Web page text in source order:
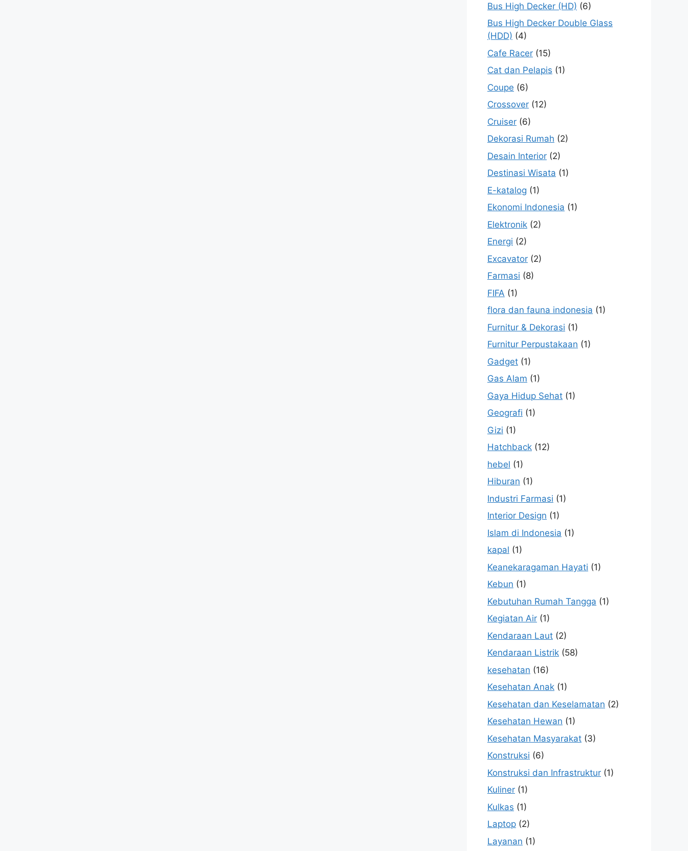
Bus High Decker (HD) (6)
Bus High Decker Double Glass
(HDD) (4)
Cafe Racer (15)
Cat dan Pelapis (1)
Coupe (6)
Crossover (12)
Cruiser (6)
Dekorasi Rumah (2)
Desain Interior (2)
Destinasi Wisata (1)
E-katalog (1)
Ekonomi Indonesia (1)
Elektronik (2)
Energi (2)
Excavator (2)
Farmasi (8)
FIFA (1)
flora dan fauna indonesia (1)
Furnitur & Dekorasi (1)
Furnitur Perpustakaan (1)
Gadget (1)
Gas Alam (1)
Gaya Hidup Sehat (1)
Geografi (1)
Gizi (1)
Hatchback (12)
hebel (1)
Hiburan (1)
Industri Farmasi (1)
Interior Design (1)
Islam di Indonesia (1)
kapal (1)
Keanekaragaman Hayati (1)
Kebun (1)
Kebutuhan Rumah Tangga (1)
Kegiatan Air (1)
Kendaraan Laut (2)
Kendaraan Listrik (58)
kesehatan (16)
Kesehatan Anak (1)
Kesehatan dan Keselamatan (2)
Kesehatan Hewan (1)
Kesehatan Masyarakat (3)
Konstruksi (6)
Konstruksi dan Infrastruktur (1)
Kuliner (1)
Kulkas (1)
Laptop (2)
Layanan (1)